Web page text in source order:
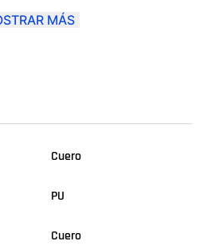
ligera y suela
para mujeres que buscan
MÁS
Cuero
PU
Cuero